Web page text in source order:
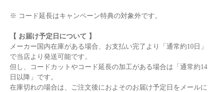
※ コード延長はキャンペーン特典の対象外です。
【 お届け予定日について 】
メーカー国内在庫がある場合、お支払い完了より「通常約10日」
で当店より発送可能です。
但し、コードカットやコード延長の加工がある場合は「通常約14
日以降」です。
在庫切れの場合は、ご注文後におよそのお届け予定日をメールに